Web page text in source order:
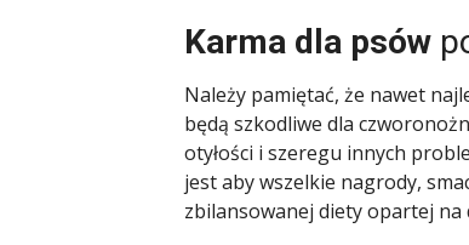
Karma dla psów
Należy pamiętać, że nawet
będą szkodliwe dla
otyłości i szeregu innych
jest aby wszelkie nagrody,
zbilansowanej diety opartej na